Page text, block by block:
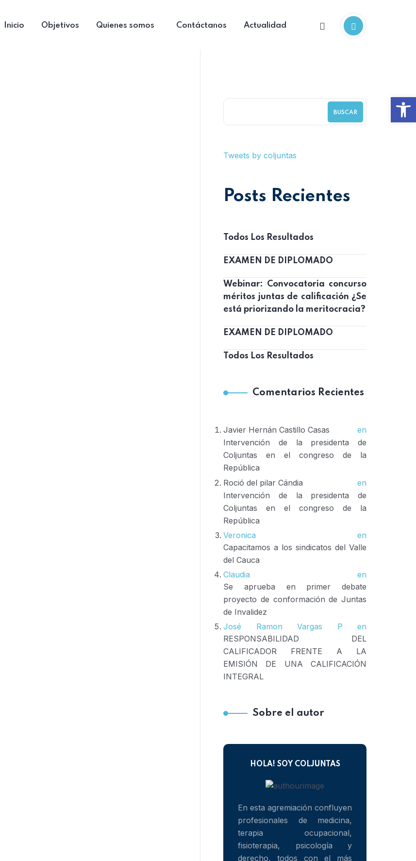
Inicio Objetivos Quienes somos Contáctanos Actualidad
BUSCAR
Tweets by coljuntas
Posts Recientes
Todos Los Resultados
EXAMEN DE DIPLOMADO
Webinar: Convocatoria concurso
méritos juntas de calificación ¿Se
está priorizando la meritocracia?
EXAMEN DE DIPLOMADO
Todos Los Resultados
Comentarios Recientes
Javier Hernán Castillo Casas en
Intervención de la presidenta de
Coljuntas en el congreso de la
República
Roció del pilar Cándia en
Intervención de la presidenta de
Coljuntas en el congreso de la
República
Veronica en
Capacitamos a los sindicatos del Valle
del Cauca
Claudia en
Se aprueba en primer debate
proyecto de conformación de Juntas
de Invalidez
José Ramon Vargas P en
RESPONSABILIDAD DEL
CALIFICADOR FRENTE A LA
EMISIÓN DE UNA CALIFICACIÓN
INTEGRAL
Sobre el autor
HOLA! SOY COLJUNTAS
En esta agremiación confluyen
profesionales de medicina,
terapia ocupacional,
fisioterapia, psicología y
derecho, todos con el más
Abrir